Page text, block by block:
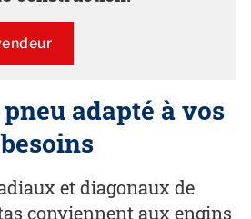
adapté à vos
besoins
et diagonaux de
conviennent aux engins